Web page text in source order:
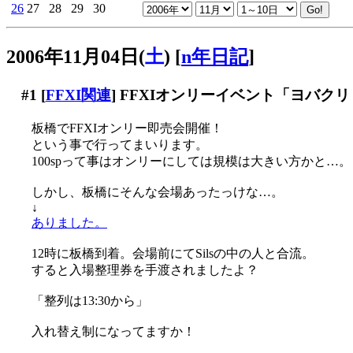
26 27 28 29 30
2006年11月04日(土) [n年日記]
#1 [FFXI関連] FFXIオンリーイベント「ヨバクリ
板橋でFFXIオンリー即売会開催！
という事で行ってまいります。
100spって事はオンリーにしては規模は大きい方かと…。
しかし、板橋にそんな会場あったっけな…。
↓
ありました。
12時に板橋到着。会場前にてSilsの中の人と合流。
すると入場整理券を手渡されましたよ？
「整列は13:30から」
入れ替え制になってますか！